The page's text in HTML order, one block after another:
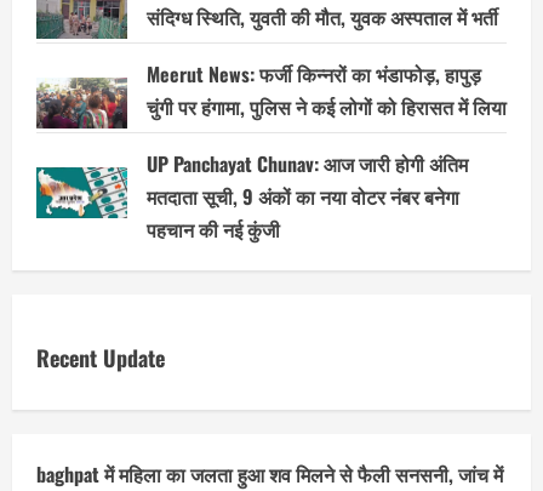
संदिग्ध स्थिति, युवती की मौत, युवक अस्पताल में भर्ती
Meerut News: फर्जी किन्नरों का भंडाफोड़, हापुड़
चुंगी पर हंगामा, पुलिस ने कई लोगों को हिरासत में लिया
UP Panchayat Chunav: आज जारी होगी अंतिम
मतदाता सूची, 9 अंकों का नया वोटर नंबर बनेगा
पहचान की नई कुंजी
Recent Update
baghpat में महिला का जलता हुआ शव मिलने से फैली सनसनी, जांच में